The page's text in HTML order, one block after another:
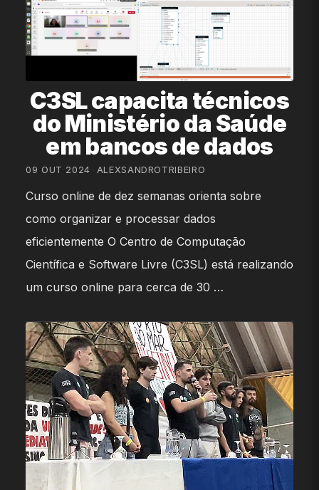
C3SL capacita técnicos
do Ministério da Saúde
em bancos de dados
09 OUT 2024 ALEXSANDROTRIBEIRO
Curso online de dez semanas orienta sobre
como organizar e processar dados
eficientemente O Centro de Computação
Científica e Software Livre (C3SL) está realizando
um curso online para cerca de 30 …